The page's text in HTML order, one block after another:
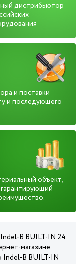
дистрибьютор
и поставки
и последующего
объект,
B BUILT-IN 24
магазине
Indel-B BUILT-IN